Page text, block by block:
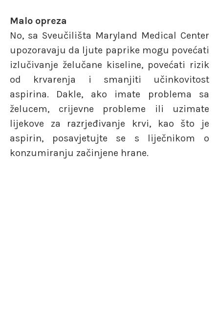
Malo opreza
No, sa Sveučilišta Maryland Medical Center
upozoravaju da ljute paprike mogu povećati
izlučivanje želučane kiseline, povećati rizik
od krvarenja i smanjiti učinkovitost
aspirina. Dakle, ako imate problema sa
želucem, crijevne probleme ili uzimate
lijekove za razrjeđivanje krvi, kao što je
aspirin, posavjetujte se s liječnikom o
konzumiranju začinjene hrane.